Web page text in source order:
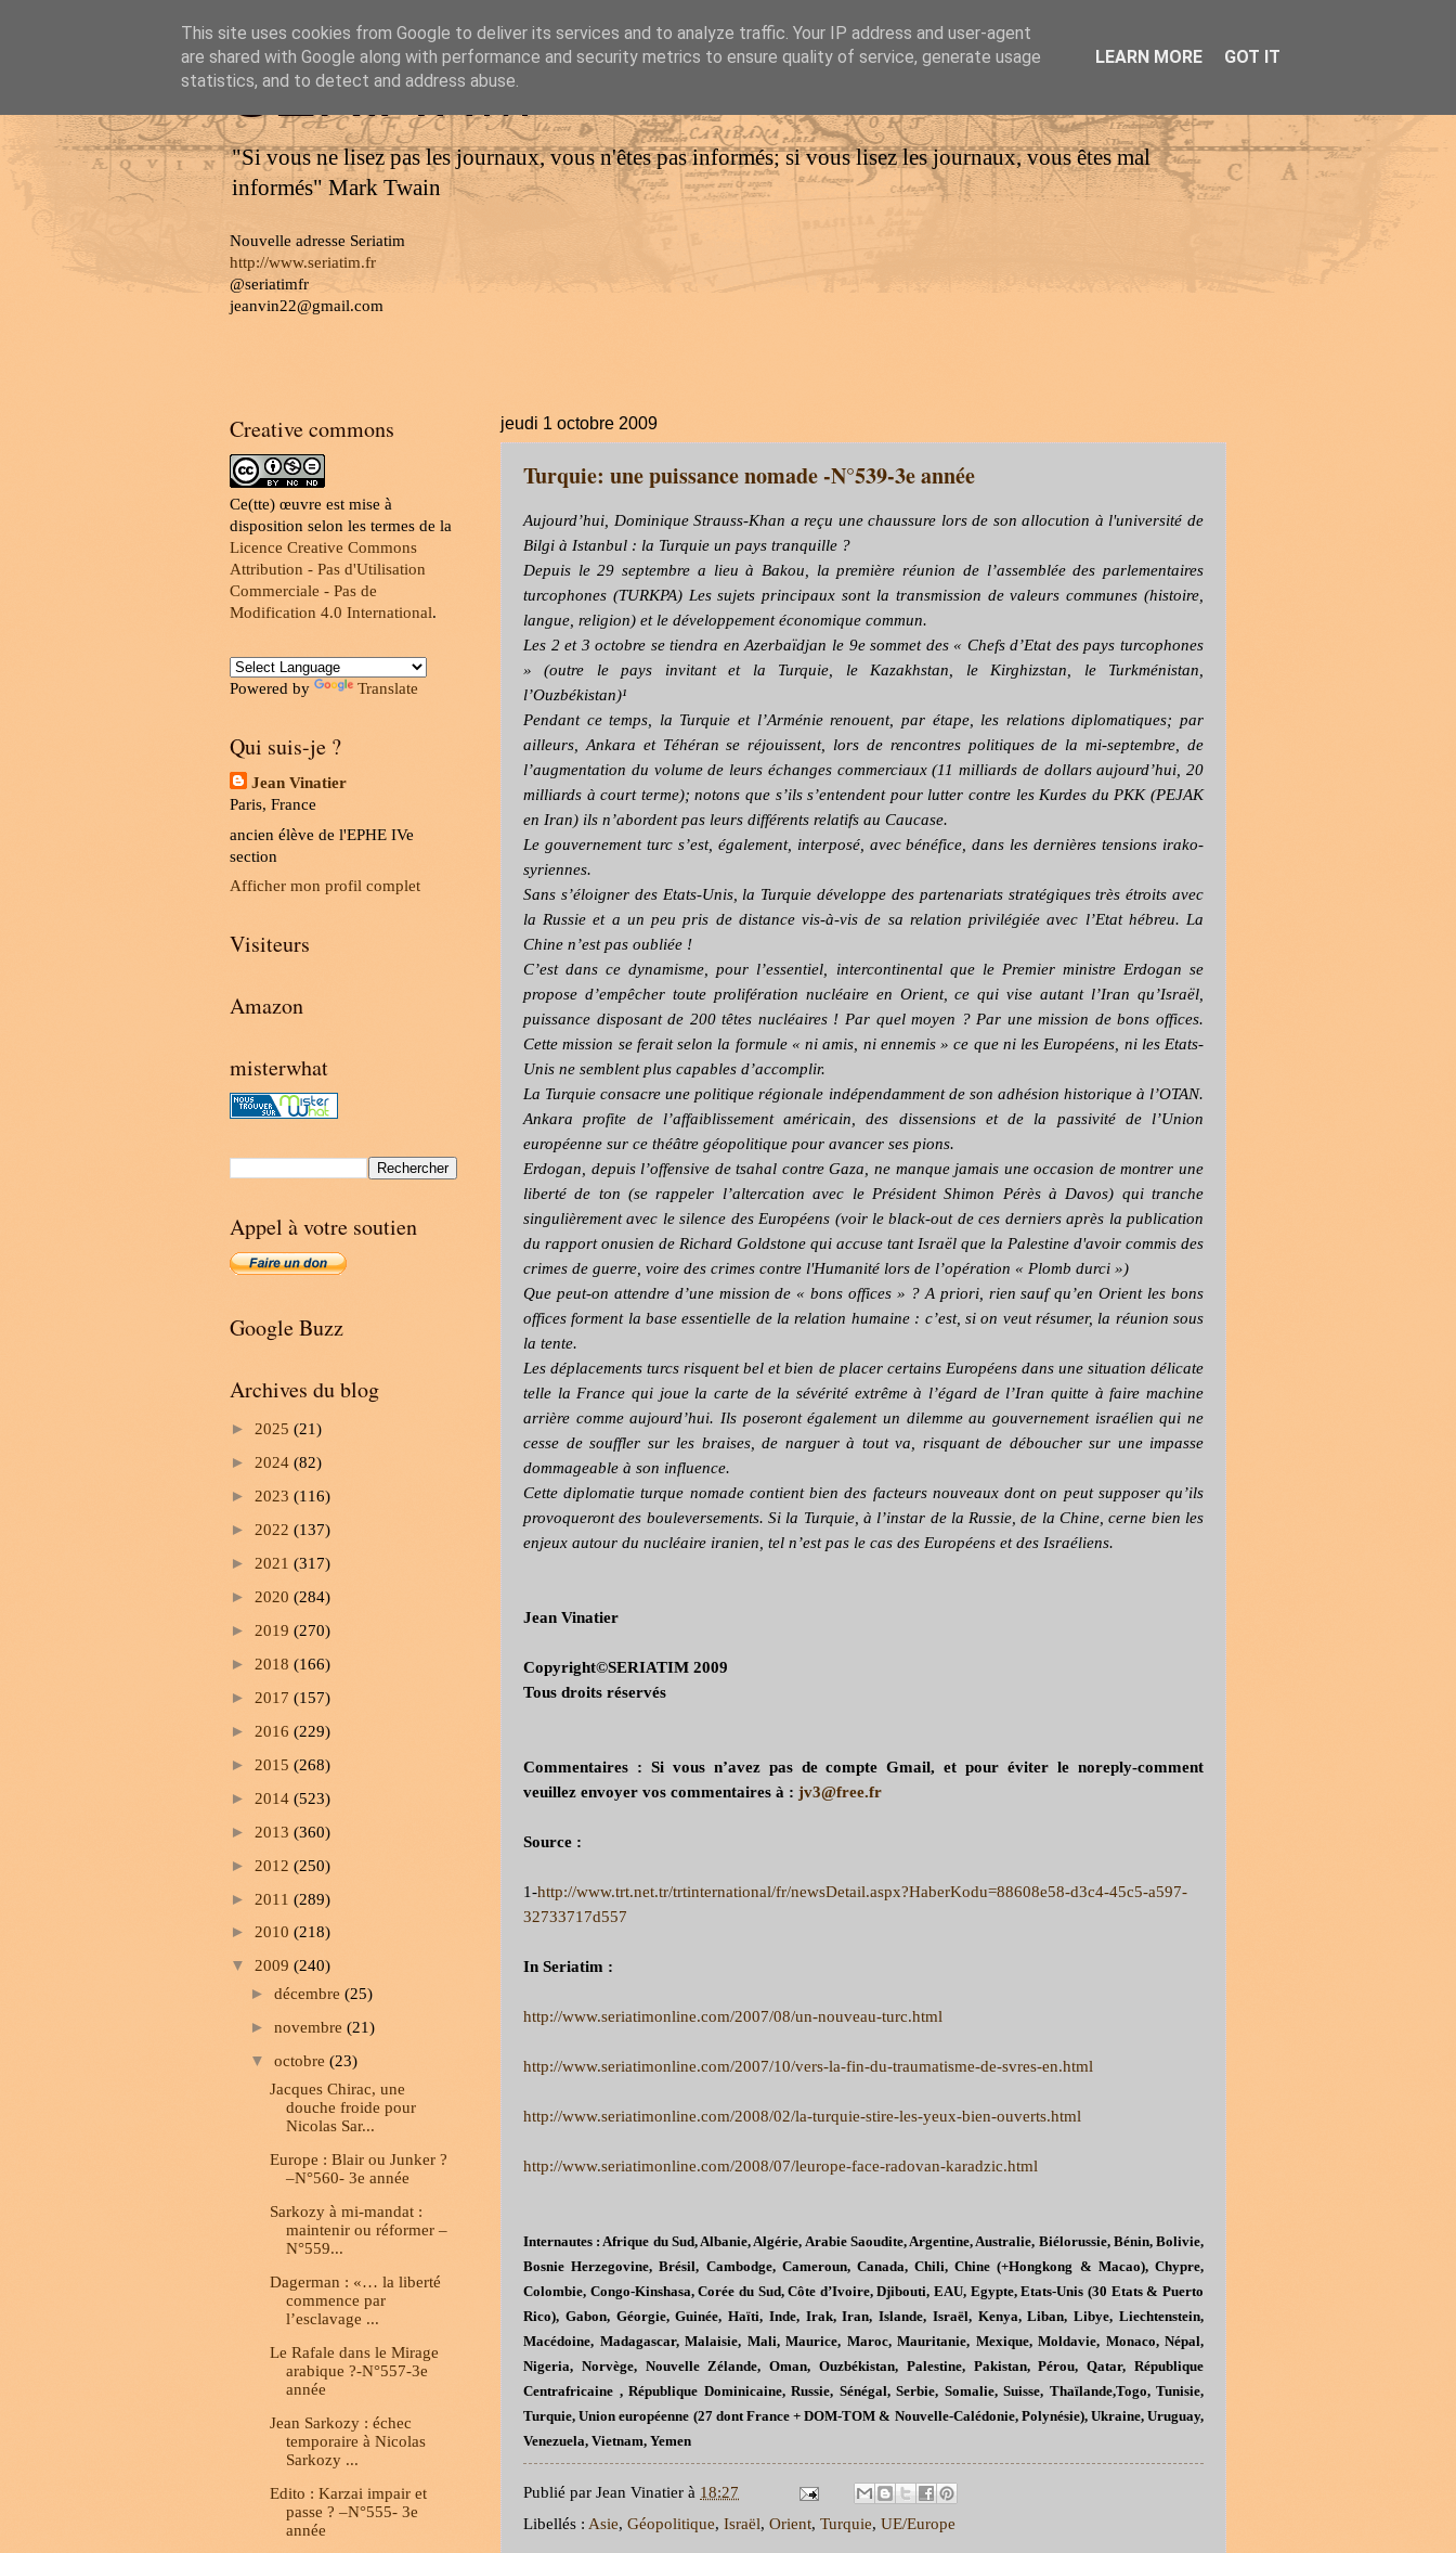
SERIATIM
"Si vous ne lisez pas les journaux, vous n'êtes pas informés; si vous lisez les journaux, vous êtes mal
informés" Mark Twain
Nouvelle adresse Seriatim
http://www.seriatim.fr
@seriatimfr
jeanvin22@gmail.com
jeudi 1 octobre 2009
Turquie: une puissance nomade -N°539-3e année
Aujourd’hui, Dominique Strauss-Khan a reçu une chaussure lors de son allocution à l'université de
Bilgi à Istanbul : la Turquie un pays tranquille ?
Depuis le 29 septembre a lieu à Bakou, la première réunion de l’assemblée des parlementaires
turcophones (TURKPA) Les sujets principaux sont la transmission de valeurs communes (histoire,
langue, religion) et le développement économique commun.
Les 2 et 3 octobre se tiendra en Azerbaïdjan le 9e sommet des « Chefs d’Etat des pays turcophones
» (outre le pays invitant et la Turquie, le Kazakhstan, le Kirghizstan, le Turkménistan,
l’Ouzbékistan)¹
Pendant ce temps, la Turquie et l’Arménie renouent, par étape, les relations diplomatiques; par
ailleurs, Ankara et Téhéran se réjouissent, lors de rencontres politiques de la mi-septembre, de
l’augmentation du volume de leurs échanges commerciaux (11 milliards de dollars aujourd’hui, 20
milliards à court terme); notons que s’ils s’entendent pour lutter contre les Kurdes du PKK (PEJAK
en Iran) ils n’abordent pas leurs différents relatifs au Caucase.
Le gouvernement turc s’est, également, interposé, avec bénéfice, dans les dernières tensions irako-
syriennes.
Sans s’éloigner des Etats-Unis, la Turquie développe des partenariats stratégiques très étroits avec
la Russie et a un peu pris de distance vis-à-vis de sa relation privilégiée avec l’Etat hébreu. La
Chine n’est pas oubliée !
C’est dans ce dynamisme, pour l’essentiel, intercontinental que le Premier ministre Erdogan se
propose d’empêcher toute prolifération nucléaire en Orient, ce qui vise autant l’Iran qu’Israël,
puissance disposant de 200 têtes nucléaires ! Par quel moyen ? Par une mission de bons offices.
Cette mission se ferait selon la formule « ni amis, ni ennemis » ce que ni les Européens, ni les Etats-
Unis ne semblent plus capables d’accomplir.
La Turquie consacre une politique régionale indépendamment de son adhésion historique à l’OTAN.
Ankara profite de l’affaiblissement américain, des dissensions et de la passivité de l’Union
européenne sur ce théâtre géopolitique pour avancer ses pions.
Erdogan, depuis l’offensive de tsahal contre Gaza, ne manque jamais une occasion de montrer une
liberté de ton (se rappeler l’altercation avec le Président Shimon Pérès à Davos) qui tranche
singulièrement avec le silence des Européens (voir le black-out de ces derniers après la publication
du rapport onusien de Richard Goldstone qui accuse tant Israël que la Palestine d'avoir commis des
crimes de guerre, voire des crimes contre l'Humanité lors de l’opération « Plomb durci »)
Que peut-on attendre d’une mission de « bons offices » ? A priori, rien sauf qu’en Orient les bons
offices forment la base essentielle de la relation humaine : c’est, si on veut résumer, la réunion sous
la tente.
Les déplacements turcs risquent bel et bien de placer certains Européens dans une situation délicate
telle la France qui joue la carte de la sévérité extrême à l’égard de l’Iran quitte à faire machine
arrière comme aujourd’hui. Ils poseront également un dilemme au gouvernement israélien qui ne
cesse de souffler sur les braises, de narguer à tout va, risquant de déboucher sur une impasse
dommageable à son influence.
Cette diplomatie turque nomade contient bien des facteurs nouveaux dont on peut supposer qu’ils
provoqueront des bouleversements. Si la Turquie, à l’instar de la Russie, de la Chine, cerne bien les
enjeux autour du nucléaire iranien, tel n’est pas le cas des Européens et des Israéliens.
Jean Vinatier
Copyright©SERIATIM 2009
Tous droits réservés
Commentaires : Si vous n’avez pas de compte Gmail, et pour éviter le noreply-comment
veuillez envoyer vos commentaires à : jv3@free.fr
Source :
1-http://www.trt.net.tr/trtinternational/fr/newsDetail.aspx?HaberKodu=88608e58-d3c4-45c5-a597-
32733717d557
In Seriatim :
http://www.seriatimonline.com/2007/08/un-nouveau-turc.html
http://www.seriatimonline.com/2007/10/vers-la-fin-du-traumatisme-de-svres-en.html
http://www.seriatimonline.com/2008/02/la-turquie-stire-les-yeux-bien-ouverts.html
http://www.seriatimonline.com/2008/07/leurope-face-radovan-karadzic.html
Internautes : Afrique du Sud, Albanie, Algérie, Arabie Saoudite, Argentine, Australie, Biélorussie, Bénin, Bolivie,
Bosnie Herzegovine, Brésil, Cambodge, Cameroun, Canada, Chili, Chine (+Hongkong & Macao), Chypre,
Colombie, Congo-Kinshasa, Corée du Sud, Côte d’Ivoire, Djibouti, EAU, Egypte, Etats-Unis (30 Etats & Puerto
Rico), Gabon, Géorgie, Guinée, Haïti, Inde, Irak, Iran, Islande, Israël, Kenya, Liban, Libye, Liechtenstein,
Macédoine, Madagascar, Malaisie, Mali, Maurice, Maroc, Mauritanie, Mexique, Moldavie, Monaco, Népal,
Nigeria, Norvège, Nouvelle Zélande, Oman, Ouzbékistan, Palestine, Pakistan, Pérou, Qatar, République
Centrafricaine , République Dominicaine, Russie, Sénégal, Serbie, Somalie, Suisse, Thaïlande,Togo, Tunisie,
Turquie, Union européenne (27 dont France + DOM-TOM & Nouvelle-Calédonie, Polynésie), Ukraine, Uruguay,
Venezuela, Vietnam, Yemen
Publié par Jean Vinatier à 18:27
Libellés : Asie, Géopolitique, Israël, Orient, Turquie, UE/Europe
Creative commons
Ce(tte) œuvre est mise à
disposition selon les termes de la
Licence Creative Commons
Attribution - Pas d'Utilisation
Commerciale - Pas de
Modification 4.0 International.
Powered by Translate
Qui suis-je ?
Jean Vinatier
Paris, France
ancien élève de l'EPHE IVe
section
Afficher mon profil complet
Visiteurs
Amazon
misterwhat
Appel à votre soutien
Google Buzz
Archives du blog
► 2025 (21)
► 2024 (82)
► 2023 (116)
► 2022 (137)
► 2021 (317)
► 2020 (284)
► 2019 (270)
► 2018 (166)
► 2017 (157)
► 2016 (229)
► 2015 (268)
► 2014 (523)
► 2013 (360)
► 2012 (250)
► 2011 (289)
► 2010 (218)
▼ 2009 (240)
► décembre (25)
► novembre (21)
▼ octobre (23)
Jacques Chirac, une
douche froide pour
Nicolas Sar...
Europe : Blair ou Junker ?
–N°560- 3e année
Sarkozy à mi-mandat :
maintenir ou réformer –
N°559...
Dagerman : «… la liberté
commence par
l’esclavage ...
Le Rafale dans le Mirage
arabique ?-N°557-3e
année
Jean Sarkozy : échec
temporaire à Nicolas
Sarkozy ...
Edito : Karzai impair et
passe ? –N°555- 3e
année
This site uses cookies from Google to deliver its services and to analyze traffic. Your IP address and user-agent
are shared with Google along with performance and security metrics to ensure quality of service, generate usage
statistics, and to detect and address abuse.
LEARN MORE GOT IT